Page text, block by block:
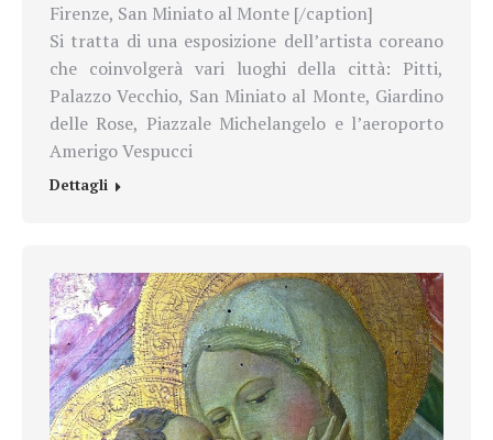
Firenze, San Miniato al Monte [/caption]
Si tratta di una esposizione dell’artista coreano
che coinvolgerà vari luoghi della città: Pitti,
Palazzo Vecchio, San Miniato al Monte, Giardino
delle Rose, Piazzale Michelangelo e l’aeroporto
Amerigo Vespucci
Dettagli